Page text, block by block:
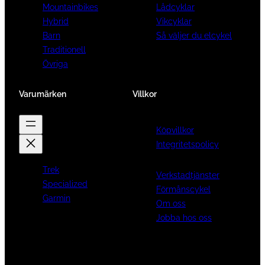
Mountainbikes
Hybrid
Barn
Traditionell
Övriga
Lådcyklar
Vikcyklar
Så väljer du elcykel
Varumärken
Trek
Specialized
Garmin
Villkor
Köpvillkor
Integritetspolicy
Verkstadtjänster
Förmånscykel
Om oss
Jobba hos oss